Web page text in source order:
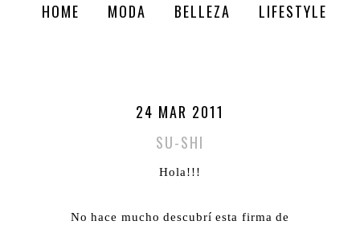
HOME MODA BELLEZA LIFESTYLE
24 MAR 2011
SU-SHI
Hola!!!
No hace mucho descubrí esta firma de